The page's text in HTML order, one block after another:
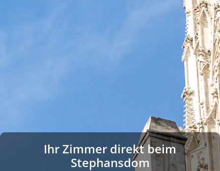
Ihr Zimmer direkt beim
Stephansdom